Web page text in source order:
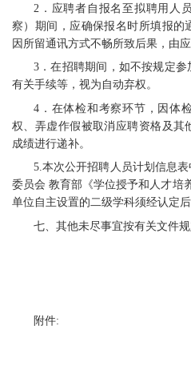
2．应聘者自报名至拟聘用人
察）期间，应确保报名时所填报的
因所留通讯方式不畅所致后果，由应
3．在招聘期间，如不按规定
有关手续等，视为自动弃权。
4．在体检和考察环节，因体
权、弄虚作假被取消应聘资格及其
成绩进行递补。
5.本次公开招聘人员计划信息
委员会 教育部《学位授予和人才培
单位自主设置的二级学科须经认定后
七、其他未尽事宜按有关文件规
附件: